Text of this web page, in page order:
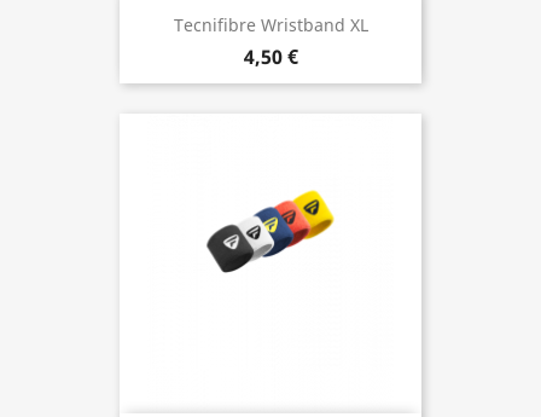
Tecnifibre Wristband XL
4,50 €